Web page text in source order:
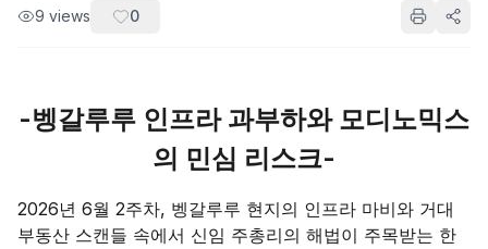
9 views 0
-벵갈루루 인프라 과부하와 모디노믹스
의 민심 리스크-
2026년 6월 2주차, 벵갈루루 현지의 인프라 마비와 거대
부동산 스캔들 속에서 신임 주총리의 해법이 주목받는 한